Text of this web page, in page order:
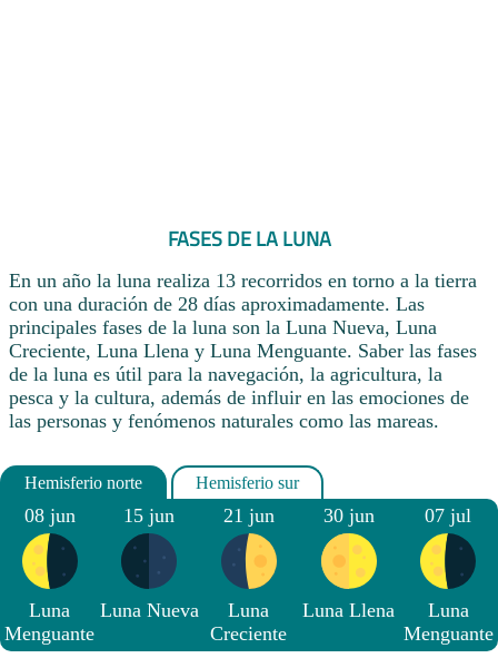
FASES DE LA LUNA
En un año la luna realiza 13 recorridos en torno a la tierra
con una duración de 28 días aproximadamente. Las
principales fases de la luna son la Luna Nueva, Luna
Creciente, Luna Llena y Luna Menguante. Saber las fases
de la luna es útil para la navegación, la agricultura, la
pesca y la cultura, además de influir en las emociones de
las personas y fenómenos naturales como las mareas.
08 jun
Luna
Menguante
15 jun
Luna Nueva
21 jun
Luna
Creciente
30 jun
Luna Llena
07 jul
Luna
Menguante